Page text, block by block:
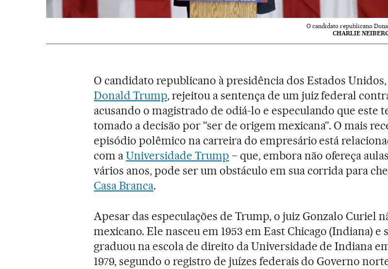
O candidato republicano
CHARLIE
O candidato republicano à presidência dos Estados Unidos,
Donald Trump, rejeitou a sentença de um juiz federal
acusando o magistrado de odiá-lo e especulando que este
tomado a decisão por “ser de origem mexicana”. O mais
episódio polêmico na carreira do empresário está
com aUniversidade Trump − que, embora não ofereça
vários anos, pode ser um obstáculo em sua corrida para
Casa Branca.
Apesar das especulações de Trump, o juiz Gonzalo Curiel
mexicano. Ele nasceu em 1953 em East Chicago (Indiana) e
graduou na escola de direito da Universidade de Indiana
1979, segundo o registro de juízes federais do Governo